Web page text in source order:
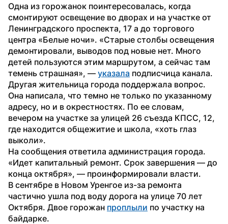
Одна из горожанок поинтересовалась, когда
смонтируют освещение во дворах и на участке от
Ленинградского проспекта, 17 а до торгового
центра «Белые ночи». «Старые столбы освещения
демонтировали, выводов под новые нет. Много
детей пользуются этим маршрутом, а сейчас там
темень страшная», — указала подписчица канала.
Другая жительница города поддержала вопрос.
Она написала, что темно не только по указанному
адресу, но и в окрестностях. По ее словам,
вечером на участке за улицей 26 съезда КПСС, 12,
где находится общежитие и школа, «хоть глаз
выколи».
На сообщения ответила администрация города.
«Идет капитальный ремонт. Срок завершения — до
конца октября», — проинформировали власти.
В сентябре в Новом Уренгое из-за ремонта
частично ушла под воду дорога на улице 70 лет
Октября. Двое горожан проплыли по участку на
байдарке.